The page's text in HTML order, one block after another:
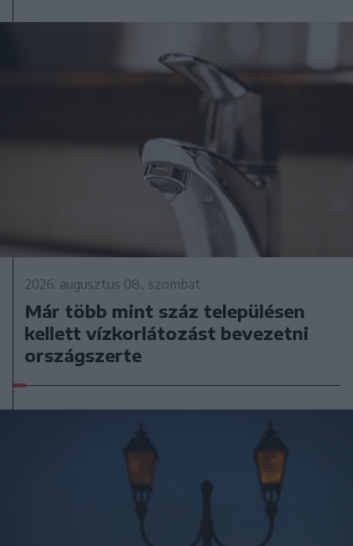
2026. augusztus 08., szombat
Már több mint száz településen
kellett vízkorlátozást bevezetni
országszerte